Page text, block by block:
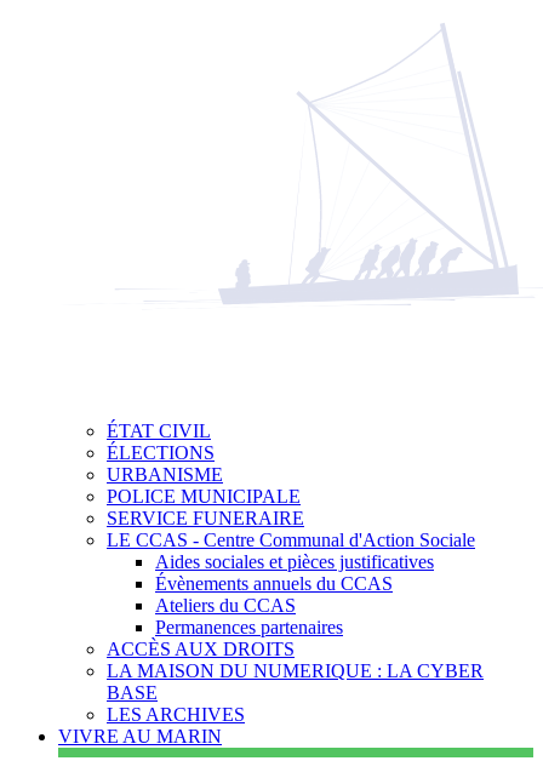
ÉTAT CIVIL
ÉLECTIONS
URBANISME
POLICE MUNICIPALE
SERVICE FUNERAIRE
LE CCAS - Centre Communal d'Action Sociale
Aides sociales et pièces justificatives
Évènements annuels du CCAS
Ateliers du CCAS
Permanences partenaires
ACCÈS AUX DROITS
LA MAISON DU NUMERIQUE : LA CYBER
BASE
LES ARCHIVES
VIVRE AU MARIN